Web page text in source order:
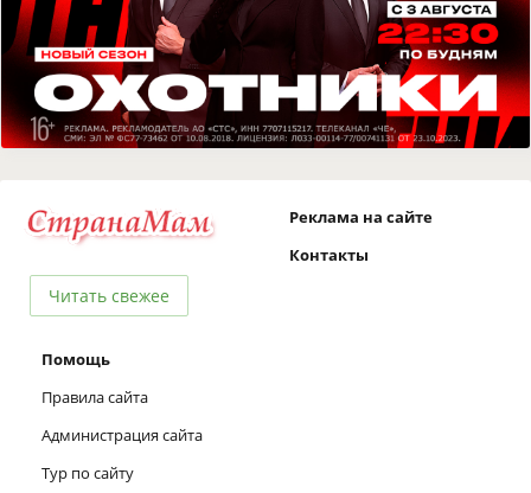
Читать свежее
Реклама на сайте
Контакты
Помощь
Правила сайта
Администрация сайта
Тур по сайту